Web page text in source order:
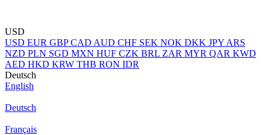
USD
USD EUR GBP CAD AUD CHF SEK NOK DKK JPY ARS
NZD PLN SGD MXN HUF CZK BRL ZAR MYR QAR KWD
AED HKD KRW THB RON IDR
Deutsch
English
Deutsch
Français